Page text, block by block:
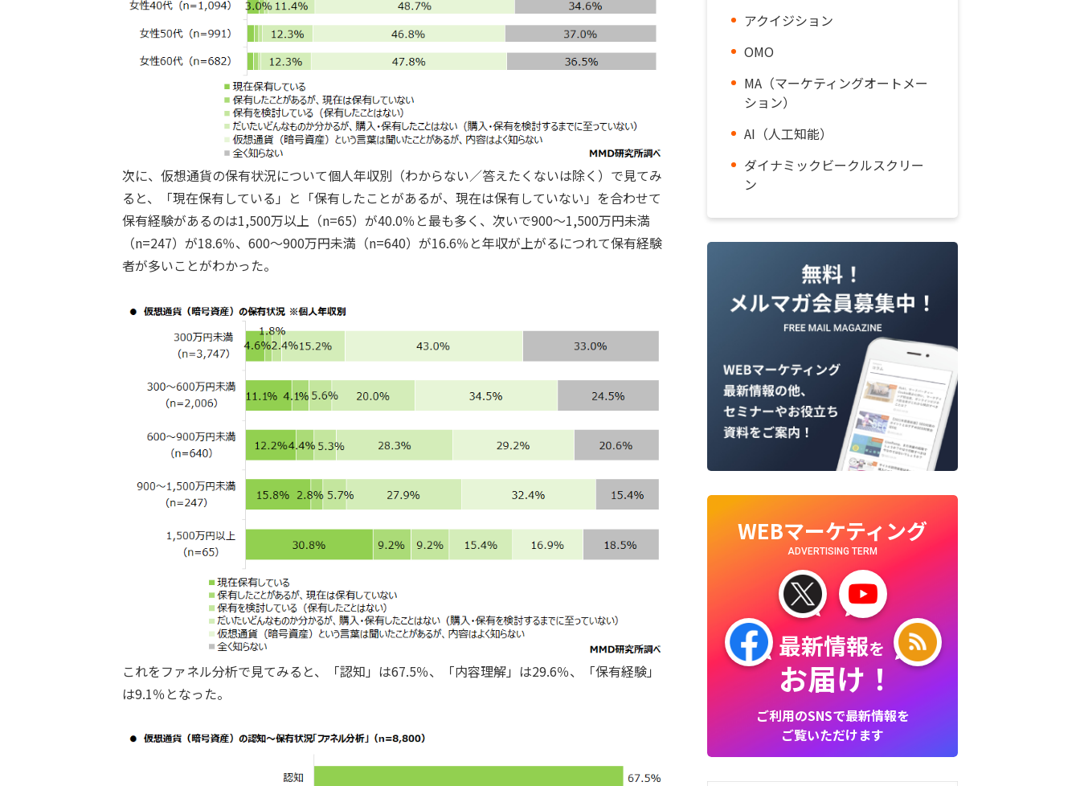
次に、仮想通貨の保有状況について個人年収別（わからない／答えたくないは除く）で見てみ
ると、「現在保有している」と「保有したことがあるが、現在は保有していない」を合わせて
保有経験があるのは1,500万以上（n=65）が40.0％と最も多く、次いで900～1,500万円未満
（n=247）が18.6％、600～900万円未満（n=640）が16.6％と年収が上がるにつれて保有経験
者が多いことがわかった。
これをファネル分析で見てみると、「認知」は67.5％、「内容理解」は29.6％、「保有経験」
は9.1％となった。
アクイジション
OMO
MA（マーケティングオートメー
ション）
AI（人工知能）
ダイナミックビークルスクリー
ン
WEBマーケティング
ADVERTISING TERM
最新情報を
お届け！
ご利用のSNSで最新情報を
ご覧いただけます